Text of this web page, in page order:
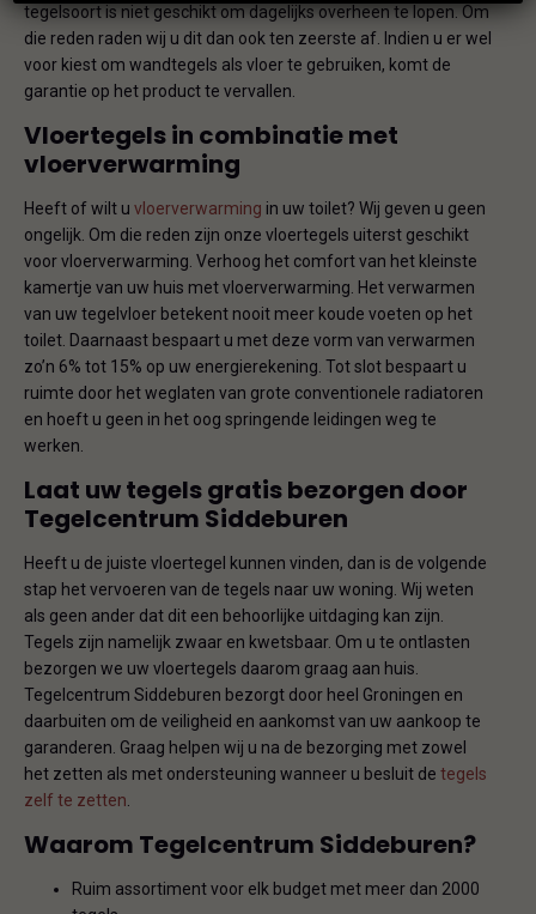
tegelsoort is niet geschikt om dagelijks overheen te lopen. Om
die reden raden wij u dit dan ook ten zeerste af. Indien u er wel
voor kiest om wandtegels als vloer te gebruiken, komt de
garantie op het product te vervallen.
Vloertegels in combinatie met
vloerverwarming
Heeft of wilt u vloerverwarming in uw toilet? Wij geven u geen
ongelijk. Om die reden zijn onze vloertegels uiterst geschikt
voor vloerverwarming. Verhoog het comfort van het kleinste
kamertje van uw huis met vloerverwarming. Het verwarmen
van uw tegelvloer betekent nooit meer koude voeten op het
toilet. Daarnaast bespaart u met deze vorm van verwarmen
zo’n 6% tot 15% op uw energierekening. Tot slot bespaart u
ruimte door het weglaten van grote conventionele radiatoren
en hoeft u geen in het oog springende leidingen weg te
werken.
Laat uw tegels gratis bezorgen door
Tegelcentrum Siddeburen
Heeft u de juiste vloertegel kunnen vinden, dan is de volgende
stap het vervoeren van de tegels naar uw woning. Wij weten
als geen ander dat dit een behoorlijke uitdaging kan zijn.
Tegels zijn namelijk zwaar en kwetsbaar. Om u te ontlasten
bezorgen we uw vloertegels daarom graag aan huis.
Tegelcentrum Siddeburen bezorgt door heel Groningen en
daarbuiten om de veiligheid en aankomst van uw aankoop te
garanderen. Graag helpen wij u na de bezorging met zowel
het zetten als met ondersteuning wanneer u besluit de tegels
zelf te zetten.
Waarom Tegelcentrum Siddeburen?
Ruim assortiment voor elk budget met meer dan 2000